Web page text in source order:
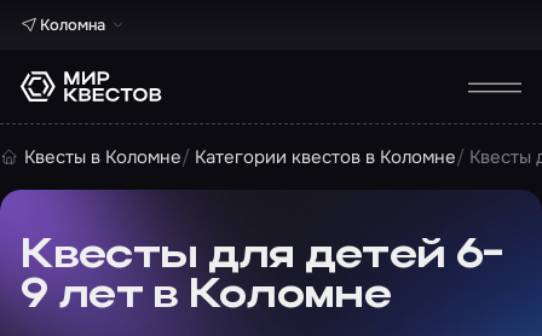
Коломна
Квесты в Коломне Категории квестов в Коломне Квесты
Квесты для детей 6-
9 лет в Коломне